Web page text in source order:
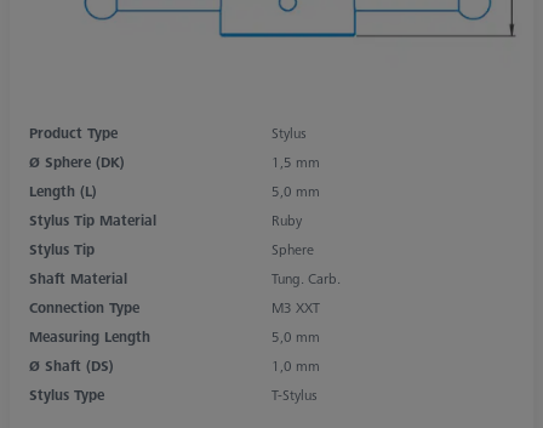
Product Type
Stylus
Ø Sphere (DK)
1,5 mm
Length (L)
5,0 mm
Stylus Tip Material
Ruby
Stylus Tip
Sphere
Shaft Material
Tung. Carb.
Connection Type
M3 XXT
Measuring Length
5,0 mm
Ø Shaft (DS)
1,0 mm
Stylus Type
T-Stylus